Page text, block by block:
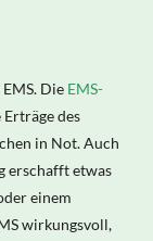
Die EMS-
des
in Not. Auch
erschafft etwas
einem
wirkungsvoll,